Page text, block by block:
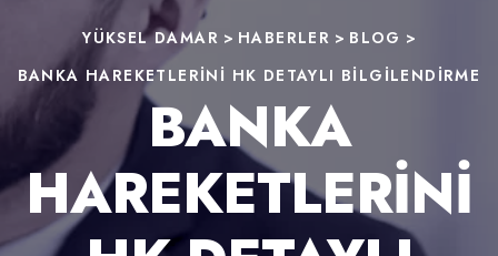
YÜKSEL DAMAR > HABERLER > BLOG >
BANKA HAREKETLERINI HK DETAYLI BILGILENDIRME
BANKA
HAREKETLERINI